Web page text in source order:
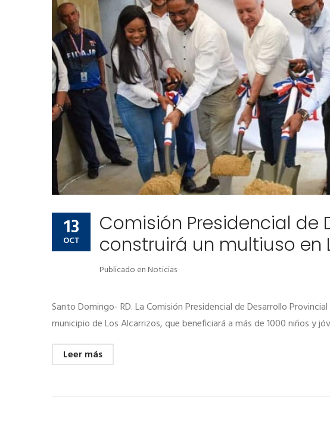
13
OCT
Comisión Presidencial de
construirá un multiuso en
Publicado enNoticias
Santo Domingo- RD. La Comisión Presidencial de Desarrollo
municipio de Los Alcarrizos, que beneficiará a más de 1000 niños y
Leer más